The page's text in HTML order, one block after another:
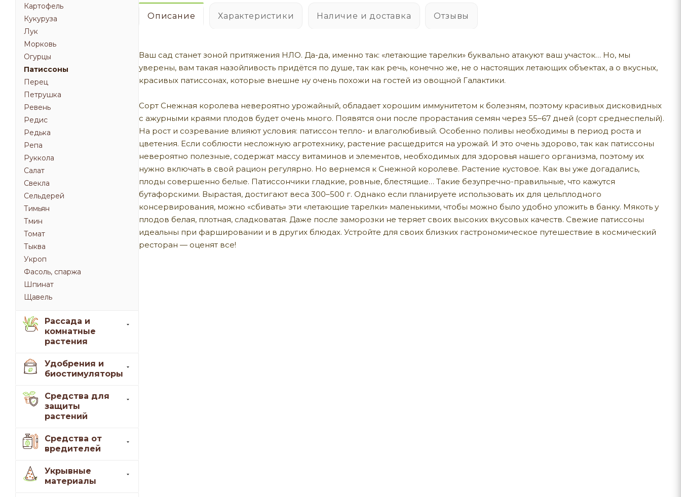
Описание Характеристики Наличие и доставка Отзывы
Ваш сад станет зоной притяжения НЛО. Да-да, именно так: «летающие тарелки» буквально атакуют ваш участок… Но, мы
уверены, вам такая назойливость придётся по душе, так как речь, конечно же, не о настоящих летающих объектах, а о вкусных,
красивых патиссонах, которые внешне ну очень похожи на гостей из овощной Галактики.
Сорт Снежная королева невероятно урожайный, обладает хорошим иммунитетом к болезням, поэтому красивых дисковидных
с ажурными краями плодов будет очень много. Появятся они после прорастания семян через 55–67 дней (сорт среднеспелый).
На рост и созревание влияют условия: патиссон тепло- и влаголюбивый. Особенно поливы необходимы в период роста и
цветения. Если соблюсти несложную агротехнику, растение расщедрится на урожай. И это очень здорово, так как патиссоны
невероятно полезные, содержат массу витаминов и элементов, необходимых для здоровья нашего организма, поэтому их
нужно включать в свой рацион регулярно. Но вернемся к Снежной королеве. Растение кустовое. Как вы уже догадались,
плоды совершенно белые. Патиссончики гладкие, ровные, блестящие… Такие безупречно-правильные, что кажутся
бутафорскими. Вырастая, достигают веса 300–500 г. Однако если планируете использовать их для цельплодного
консервирования, можно «сбивать» эти «летающие тарелки» маленькими, чтобы можно было удобно уложить в банку. Мякоть у
плодов белая, плотная, сладковатая. Даже после заморозки не теряет своих высоких вкусовых качеств. Свежие патиссоны
идеальны при фаршировании и в других блюдах. Устройте для своих близких гастрономическое путешествие в космический
ресторан — оценят все!
Картофель
Кукуруза
Лук
Морковь
Огурцы
Патиссоны
Перец
Петрушка
Ревень
Редис
Редька
Репа
Руккола
Салат
Свекла
Сельдерей
Тимьян
Тмин
Томат
Тыква
Укроп
Фасоль, спаржа
Шпинат
Щавель
Рассада и
комнатные
растения
Удобрения и
биостимуляторы
Средства для
защиты
растений
Средства от
вредителей
Укрывные
материалы